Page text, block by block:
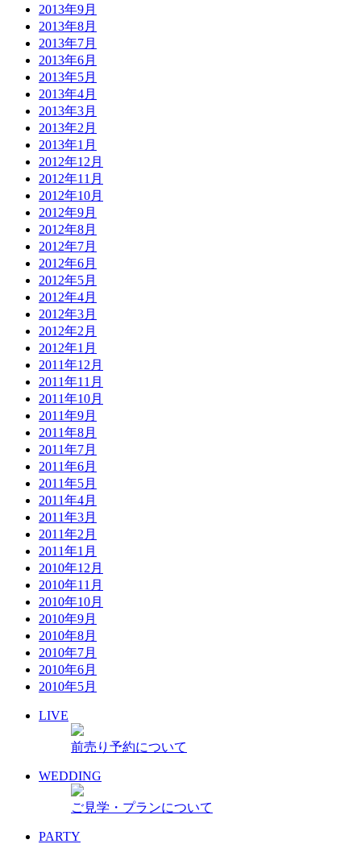
2013年9月
2013年8月
2013年7月
2013年6月
2013年5月
2013年4月
2013年3月
2013年2月
2013年1月
2012年12月
2012年11月
2012年10月
2012年9月
2012年8月
2012年7月
2012年6月
2012年5月
2012年4月
2012年3月
2012年2月
2012年1月
2011年12月
2011年11月
2011年10月
2011年9月
2011年8月
2011年7月
2011年6月
2011年5月
2011年4月
2011年3月
2011年2月
2011年1月
2010年12月
2010年11月
2010年10月
2010年9月
2010年8月
2010年7月
2010年6月
2010年5月
LIVE
前売り予約について
WEDDING
ご見学・プランについて
PARTY